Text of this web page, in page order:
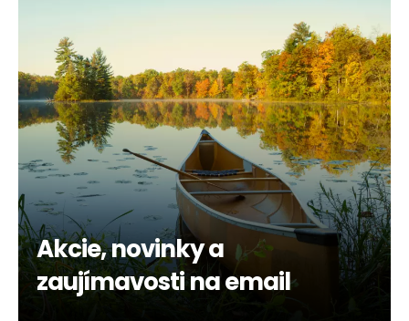
Akcie, novinky a
zaujímavosti na email